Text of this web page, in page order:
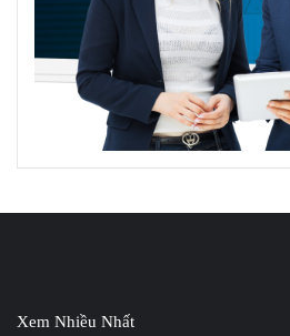
Xem Nhiều Nhất